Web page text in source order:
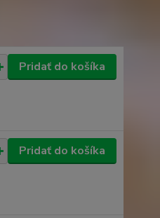
Pridať do košíka
Pridať do košíka